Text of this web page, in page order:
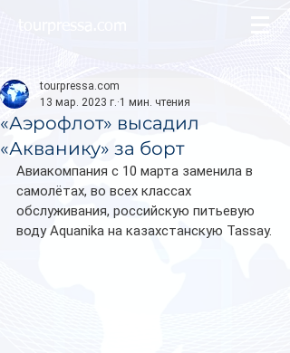
«Аэрофлот» высадил
«Акванику» за борт
tourpressa.com
13 мар. 2023 г. 1 мин. чтения
Авиакомпания с 10 марта заменила в
самолётах, во всех классах
обслуживания, российскую питьевую
воду Aquanika на казахстанскую Tassay.